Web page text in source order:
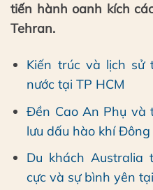
tiến hành oanh kích
Tehran.
Kiến trúc và lịch sử
nước tại TP HCM
Đền Cao An Phụ và
lưu dấu hào khí
Du khách Australia
cực và sự bình yên